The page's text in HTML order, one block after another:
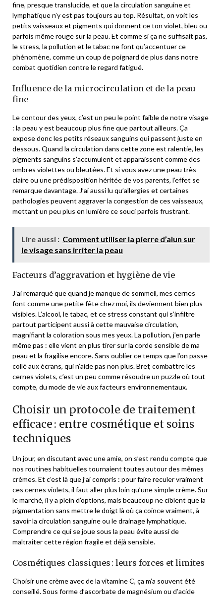
fine, presque translucide, et que la circulation sanguine et
lymphatique n’y est pas toujours au top. Résultat, on voit les
petits vaisseaux et pigments qui donnent ce ton violet, bleu ou
parfois même rouge sur la peau. Et comme si ça ne suffisait pas,
le stress, la pollution et le tabac ne font qu’accentuer ce
phénomène, comme un coup de poignard de plus dans notre
combat quotidien contre le regard fatigué.
Influence de la microcirculation et de la peau
fine
Le contour des yeux, c’est un peu le point faible de notre visage
: la peau y est beaucoup plus fine que partout ailleurs. Ça
expose donc les petits réseaux sanguins qui passent juste en
dessous. Quand la circulation dans cette zone est ralentie, les
pigments sanguins s’accumulent et apparaissent comme des
ombres violettes ou bleutées. Et si vous avez une peau très
claire ou une prédisposition héritée de vos parents, l’effet se
remarque davantage. J’ai aussi lu qu’allergies et certaines
pathologies peuvent aggraver la congestion de ces vaisseaux,
mettant un peu plus en lumière ce souci parfois frustrant.
Lire aussi : Comment utiliser la pierre d’alun sur
le visage sans irriter la peau
Facteurs d’aggravation et hygiène de vie
J’ai remarqué que quand je manque de sommeil, mes cernes
font comme une petite fête chez moi, ils deviennent bien plus
visibles. L’alcool, le tabac, et ce stress constant qui s’infiltre
partout participent aussi à cette mauvaise circulation,
magnifiant la coloration sous mes yeux. La pollution, j’en parle
même pas : elle vient en plus tirer sur la corde sensible de ma
peau et la fragilise encore. Sans oublier ce temps que l’on passe
collé aux écrans, qui n’aide pas non plus. Bref, combattre les
cernes violets, c’est un peu comme résoudre un puzzle où tout
compte, du mode de vie aux facteurs environnementaux.
Choisir un protocole de traitement
efficace : entre cosmétique et soins
techniques
Un jour, en discutant avec une amie, on s’est rendu compte que
nos routines habituelles tournaient toutes autour des mêmes
crèmes. Et c’est là que j’ai compris : pour faire reculer vraiment
ces cernes violets, il faut aller plus loin qu’une simple crème. Sur
le marché, il y a plein d’options, mais beaucoup ne ciblent que la
pigmentation sans mettre le doigt là où ça coince vraiment, à
savoir la circulation sanguine ou le drainage lymphatique.
Comprendre ce qui se joue sous la peau évite aussi de
maltraiter cette région fragile et déjà sensible.
Cosmétiques classiques : leurs forces et limites
Choisir une crème avec de la vitamine C, ça m’a souvent été
conseillé. Sous forme d’ascorbate de magnésium ou d’acide